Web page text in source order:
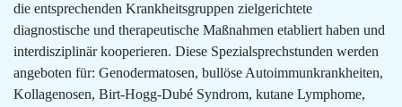
die entsprechenden Krankheitsgruppen zielgerichtete
diagnostische und therapeutische Maßnahmen etabliert haben und
interdisziplinär kooperieren. Diese Spezialsprechstunden werden
angeboten für: Genodermatosen, bullöse Autoimmunkrankheiten,
Kollagenosen, Birt-Hogg-Dubé Syndrom, kutane Lymphome,